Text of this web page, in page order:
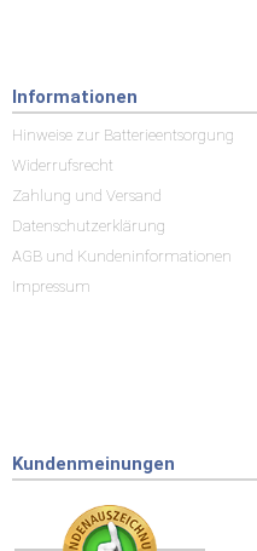
Informationen
Hinweise zur Batterieentsorgung
Widerrufsrecht
Zahlung und Versand
Datenschutzerklärung
AGB und Kundeninformationen
Impressum
Kundenmeinungen